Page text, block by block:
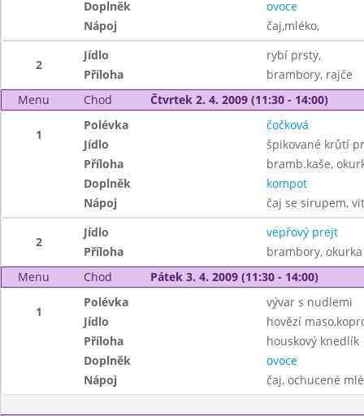
Doplněk
ovoce
Nápoj
čaj,mléko,
2
Jídlo
rybí prsty,
Příloha
brambory, rajče
Menu
Chod Čtvrtek 2. 4. 2009 (11:30 - 14:00)
1
Polévka
čočková
Jídlo
špikované krůtí
Příloha
bramb.kaše,
Doplněk
kompot
Nápoj
čaj se sirupem,
2
Jídlo
vepřový prejt
Příloha
brambory, okurka
Menu
Chod Pátek 3. 4. 2009 (11:30 - 14:00)
1
Polévka
vývar s nudlemi
Jídlo
hovězí
Příloha
houskový knedlík
Doplněk
ovoce
Nápoj
čaj, ochucené